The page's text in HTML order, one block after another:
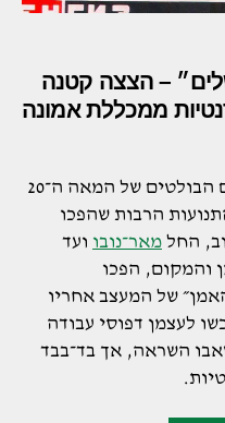
– הצצה קטנה
ממכללת אמונה
הפרויקט מתחקה אחר המעצבים הבולטים של המאה ה־20
הרבות שהפכו
החל מאר־נובו ועד
והמקום, הפכו
של המעצב אחריו
לעצמן דפוסי עבודה
השראה, אך בד־בבד